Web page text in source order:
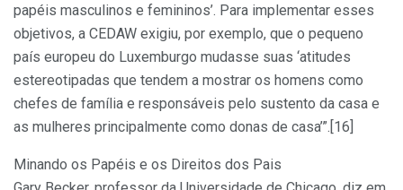
papéis masculinos e femininos’. Para implementar esses
objetivos, a CEDAW exigiu, por exemplo, que o pequeno
país europeu do Luxemburgo mudasse suas ‘atitudes
estereotipadas que tendem a mostrar os homens como
chefes de família e responsáveis pelo sustento da casa e
as mulheres principalmente como donas de casa’”.[16]
Minando os Papéis e os Direitos dos Pais